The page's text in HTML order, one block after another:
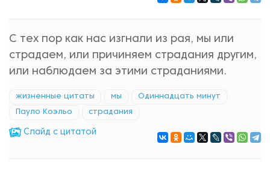
С тех пор как нас изгнали из рая, мы или
страдаем, или причиняем страдания другим,
или наблюдаем за этими страданиями.
жизненные цитаты мы Одиннадцать минут
Пауло Коэльо страдания
Cлайд с цитатой